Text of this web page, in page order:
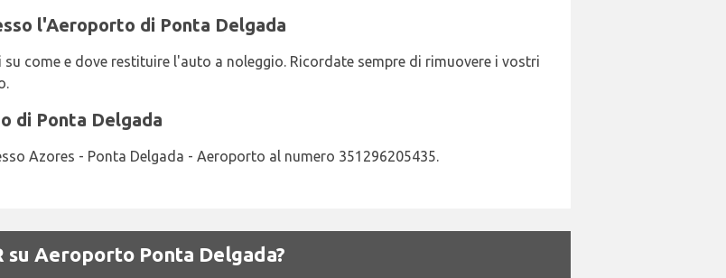
l'Aeroporto di Ponta Delgada
come e dove restituire l'auto a noleggio. Ricordate sempre di rimuovere i vostri
di Ponta Delgada
Azores - Ponta Delgada - Aeroporto al numero 351296205435.
su Aeroporto Ponta Delgada?